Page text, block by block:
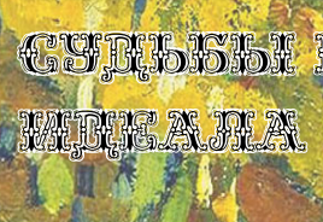
СУДЬБЫ
ИДЕАЛА